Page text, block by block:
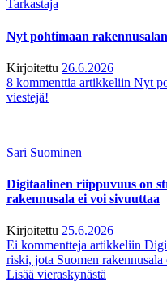
Tarkastaja
Nyt pohtimaan
Kirjoitettu 26.6.2026
8 kommenttia artikkeliin Nyt
viestejä!
Sari Suominen
Digitaalinen riippuvuus on
rakennusala ei voi sivuuttaa
Kirjoitettu 25.6.2026
Ei kommentteja artikkeliin
riski, jota Suomen
Lisää vieraskynästä